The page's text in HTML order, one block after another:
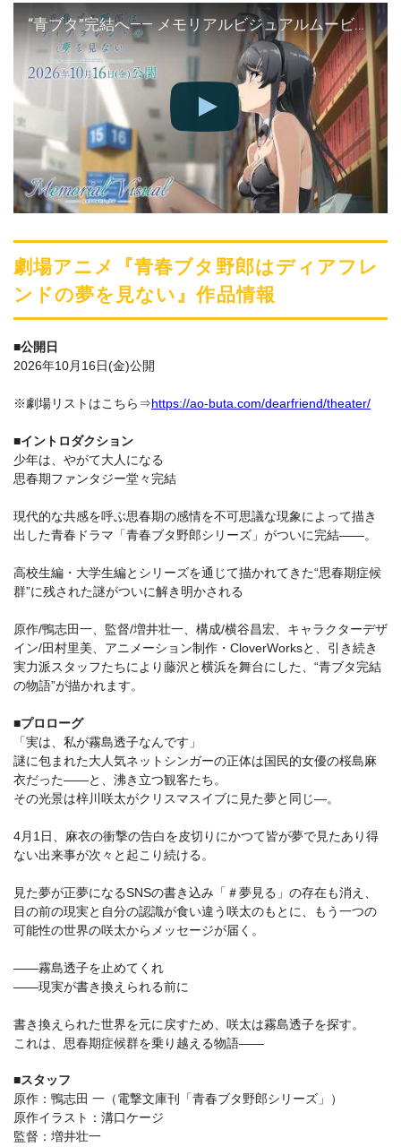
“青ブタ”完結へ―― メモリアルビジュアルムービー【桜島麻衣Ver.】｜劇場アニメ「青春ブタ野郎はディアフレンドの夢を見ない」【2026年10月16日(金)公開】
劇場アニメ『⻘春ブタ野郎はディアフレ
ンドの夢を⾒ない』作品情報
■公開日
2026年10⽉16⽇(⾦)公開
※劇場リストはこちら⇒https://ao-buta.com/dearfriend/theater/
■イントロダクション
少年は、やがて⼤⼈になる
思春期ファンタジー堂々完結
現代的な共感を呼ぶ思春期の感情を不可思議な現象によって描き
出した⻘春ドラマ「⻘春ブタ野郎シリーズ」がついに完結――。
⾼校⽣編・⼤学⽣編とシリーズを通じて描かれてきた“思春期症候
群”に残された謎がついに解き明かされる
原作/鴨志⽥⼀、監督/増井壮⼀、構成/横⾕昌宏、キャラクターデザ
イン/⽥村⾥美、アニメーション制作・CloverWorksと、引き続き
実⼒派スタッフたちにより藤沢と横浜を舞台にした、“⻘ブタ完結
の物語”が描かれます。
■プロローグ
「実は、私が霧島透⼦なんです」
謎に包まれた⼤⼈気ネットシンガーの正体は国⺠的⼥優の桜島⿇
⾐だった――と、沸き⽴つ観客たち。
その光景は梓川咲太がクリスマスイブに⾒た夢と同じ―。
4⽉1⽇、⿇⾐の衝撃の告⽩を⽪切りにかつて皆が夢で⾒たあり得
ない出来事が次々と起こり続ける。
⾒た夢が正夢になるSNSの書き込み「＃夢⾒る」の存在も消え、
⽬の前の現実と⾃分の認識が⾷い違う咲太のもとに、もう⼀つの
可能性の世界の咲太からメッセージが届く。
――霧島透⼦を⽌めてくれ
――現実が書き換えられる前に
書き換えられた世界を元に戻すため、咲太は霧島透⼦を探す。
これは、思春期症候群を乗り越える物語――
■スタッフ
原作：鴨志⽥ ⼀（電撃⽂庫刊「⻘春ブタ野郎シリーズ」）
原作イラスト：溝⼝ケージ
監督：増井壮⼀